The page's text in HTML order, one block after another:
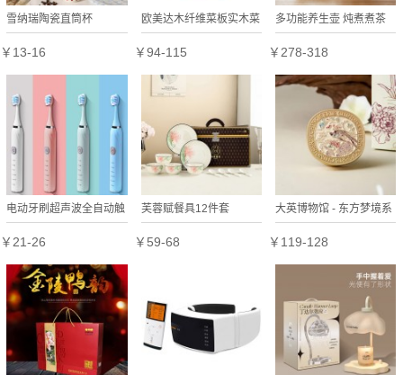
雪纳瑞陶瓷直筒杯
￥13-16
欧美达木纤维菜板实木菜
板和面板案板厨房砧板定
制公司广告礼品
￥94-115
多功能养生壶 炖煮煮茶
烧水保温精致炖煮保温壶
热水壶
￥278-318
电动牙刷超声波全自动触
控洁牙器定制公司广告礼
品
￥21-26
芙蓉赋餐具12件套
￥59-68
大英博物馆 - 东方梦境系
列灵羽芳地香薰车载
￥119-128